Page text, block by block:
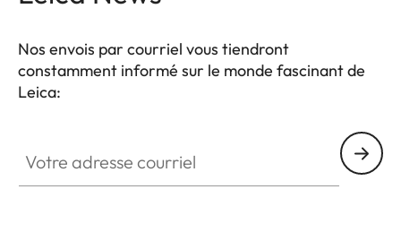
Nos envois par courriel vous tiendront
constamment informé sur le monde fascinant de
Leica: